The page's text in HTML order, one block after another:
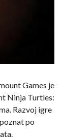
Games je
Ninja Turtles:
Razvoj igre
po